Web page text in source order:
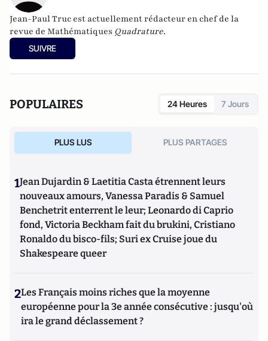
Jean-Paul Truc est actuellement rédacteur en chef de la
revue de Mathématiques Quadrature.
SUIVRE
POPULAIRES 24 Heures 7 Jours
PLUS LUS PLUS PARTAGES
1Jean Dujardin & Laetitia Casta étrennent leurs
nouveaux amours, Vanessa Paradis & Samuel
Benchetrit enterrent le leur; Leonardo di Caprio
fond, Victoria Beckham fait du brukini, Cristiano
Ronaldo du bisco-fils; Suri ex Cruise joue du
Shakespeare queer
2Les Français moins riches que la moyenne
européenne pour la 3e année consécutive : jusqu'où
ira le grand déclassement ?